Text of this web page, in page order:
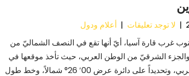
| لا توجد تعليقات | أعلام ودول
غرب قارة آسيا، أيّ أنها تقع في النصف الشماليّ من
والجزء الشرقيّ من الوطن العربي، حيث تأخذ موقعها في
وسط الخليج العربي، وتحديداً على دائرة عرض 00′ 26° شمالاً، وخط طول